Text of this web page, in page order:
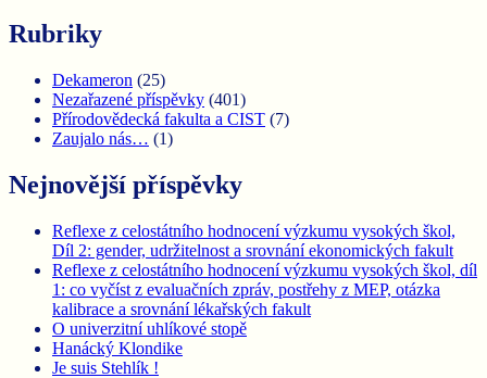
Rubriky
Dekameron (25)
Nezařazené příspěvky (401)
Přírodovědecká fakulta a CIST (7)
Zaujalo nás… (1)
Nejnovější příspěvky
Reflexe z celostátního hodnocení výzkumu vysokých škol,
Díl 2: gender, udržitelnost a srovnání ekonomických fakult
Reflexe z celostátního hodnocení výzkumu vysokých škol, díl
1: co vyčíst z evaluačních zpráv, postřehy z MEP, otázka
kalibrace a srovnání lékařských fakult
O univerzitní uhlíkové stopě
Hanácký Klondike
Je suis Stehlík !